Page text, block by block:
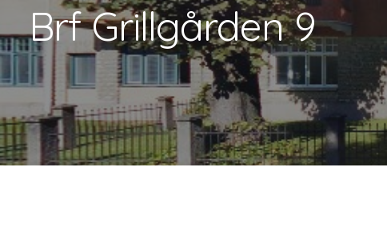
Brf Grillgården 9